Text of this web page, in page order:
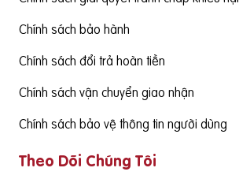
Chính sách bảo hành
Chính sách đổi trả hoàn tiền
Chính sách vận chuyển giao nhận
Chính sách bảo vệ thông tin người dùng
Theo Dõi Chúng Tôi